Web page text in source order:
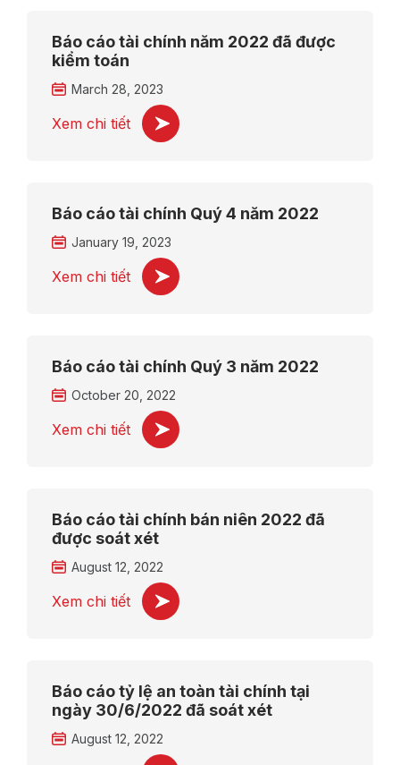
Báo cáo tài chính năm 2022 đã được
kiểm toán
March 28, 2023
Xem chi tiết
Báo cáo tài chính Quý 4 năm 2022
January 19, 2023
Xem chi tiết
Báo cáo tài chính Quý 3 năm 2022
October 20, 2022
Xem chi tiết
Báo cáo tài chính bán niên 2022 đã
được soát xét
August 12, 2022
Xem chi tiết
Báo cáo tỷ lệ an toàn tài chính tại
ngày 30/6/2022 đã soát xét
August 12, 2022